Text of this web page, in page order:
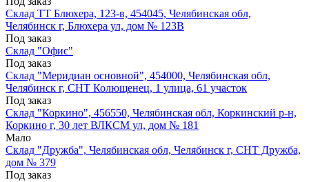
Склад ТТ Блюхера, 123-в, 454045, Челябинская обл,
Челябинск г, Блюхера ул, дом № 123В
Под заказ
Склад "Офис"
Под заказ
Склад "Меридиан основной", 454000, Челябинская обл,
Челябинск г, СНТ Колющенец, 1 улица, 61 участок
Под заказ
Склад "Коркино", 456550, Челябинская обл, Коркинский р-н,
Коркино г, 30 лет ВЛКСМ ул, дом № 181
Мало
Склад "Дружба", Челябинская обл, Челябинск г, СНТ Дружба,
дом № 379
Под заказ